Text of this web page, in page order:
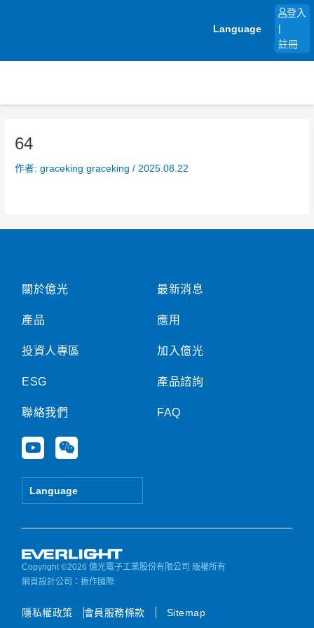
Language
登入
註冊
64
作者:graceking graceking/ 2025.08.22
關於億光
產品
投資人專區
ESG
聯絡我們
Y
o
u
e
W
e
i
Language
最新消息
應用
加入億光
產品諮詢
FAQ
Copyright ©2026 億光電子工業股份有限公司 版權所有
網頁設計公司 ：振作國際
隱私權政策 會員服務條款 Sitemap